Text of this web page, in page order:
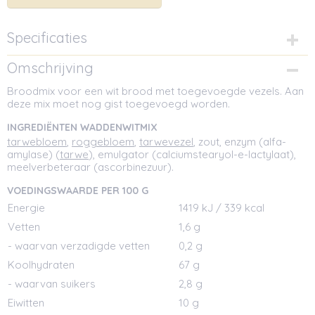
Specificaties
Netto gewicht
0,50 Kg
Afmetingen (l,b,h)
11,50 x 5,50 x 11 cm
Omschrijving
Broodmix voor een wit brood met toegevoegde vezels. Aan
deze mix moet nog gist toegevoegd worden.
INGREDIËNTEN WADDENWITMIX
tarwebloem, roggebloem, tarwevezel, zout, enzym (alfa-
amylase) (tarwe), emulgator (calciumstearyol-e-lactylaat),
meelverbeteraar (ascorbinezuur).
VOEDINGSWAARDE PER 100 G
Energie
1419 kJ / 339 kcal
Vetten
1,6 g
- waarvan verzadigde vetten
0,2 g
Koolhydraten
67 g
- waarvan suikers
2,8 g
Eiwitten
10 g